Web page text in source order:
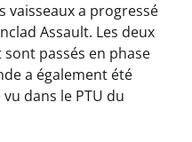
vaisseaux a progressé
Assault. Les deux
passés en phase
a également été
dans le PTU du